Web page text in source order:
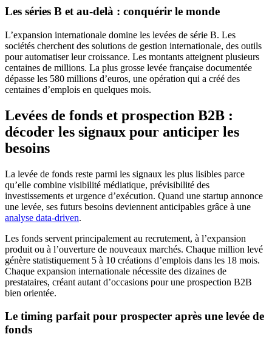
Les séries B et au-delà : conquérir le monde
L’expansion internationale domine les levées de série B. Les
sociétés cherchent des solutions de gestion internationale, des outils
pour automatiser leur croissance. Les montants atteignent plusieurs
centaines de millions. La plus grosse levée française documentée
dépasse les 580 millions d’euros, une opération qui a créé des
centaines d’emplois en quelques mois.
Levées de fonds et prospection B2B :
décoder les signaux pour anticiper les
besoins
La levée de fonds reste parmi les signaux les plus lisibles parce
qu’elle combine visibilité médiatique, prévisibilité des
investissements et urgence d’exécution. Quand une startup annonce
une levée, ses futurs besoins deviennent anticipables grâce à une
analyse data-driven.
Les fonds servent principalement au recrutement, à l’expansion
produit ou à l’ouverture de nouveaux marchés. Chaque million levé
génère statistiquement 5 à 10 créations d’emplois dans les 18 mois.
Chaque expansion internationale nécessite des dizaines de
prestataires, créant autant d’occasions pour une prospection B2B
bien orientée.
Le timing parfait pour prospecter après une levée de
fonds